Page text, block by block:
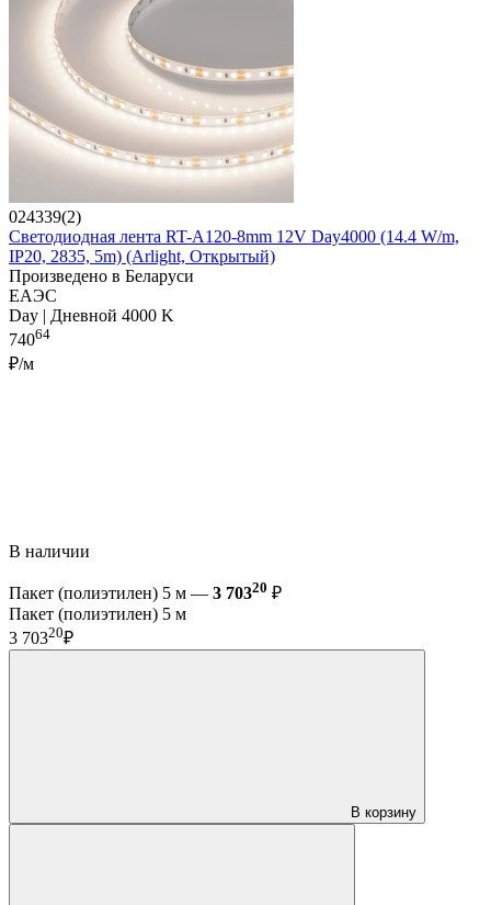
024339(2)
Светодиодная лента RT-A120-8mm 12V Day4000 (14.4 W/m,
IP20, 2835, 5m) (Arlight, Открытый)
Произведено в Беларуси
ЕАЭС
Day | Дневной 4000 K
74064
₽/м
В наличии
Пакет (полиэтилен) 5 м — 3 70320 ₽
Пакет (полиэтилен) 5 м
3 70320₽
В корзину